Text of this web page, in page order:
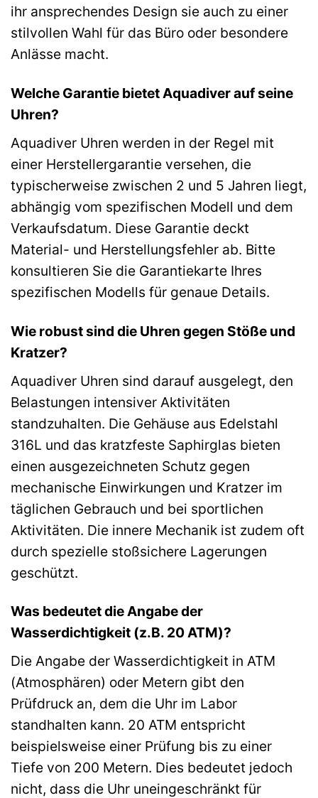
ihr ansprechendes Design sie auch zu einer
stilvollen Wahl für das Büro oder besondere
Anlässe macht.
Welche Garantie bietet Aquadiver auf seine
Uhren?
Aquadiver Uhren werden in der Regel mit
einer Herstellergarantie versehen, die
typischerweise zwischen 2 und 5 Jahren liegt,
abhängig vom spezifischen Modell und dem
Verkaufsdatum. Diese Garantie deckt
Material- und Herstellungsfehler ab. Bitte
konsultieren Sie die Garantiekarte Ihres
spezifischen Modells für genaue Details.
Wie robust sind die Uhren gegen Stöße und
Kratzer?
Aquadiver Uhren sind darauf ausgelegt, den
Belastungen intensiver Aktivitäten
standzuhalten. Die Gehäuse aus Edelstahl
316L und das kratzfeste Saphirglas bieten
einen ausgezeichneten Schutz gegen
mechanische Einwirkungen und Kratzer im
täglichen Gebrauch und bei sportlichen
Aktivitäten. Die innere Mechanik ist zudem oft
durch spezielle stoßsichere Lagerungen
geschützt.
Was bedeutet die Angabe der
Wasserdichtigkeit (z.B. 20 ATM)?
Die Angabe der Wasserdichtigkeit in ATM
(Atmosphären) oder Metern gibt den
Prüfdruck an, dem die Uhr im Labor
standhalten kann. 20 ATM entspricht
beispielsweise einer Prüfung bis zu einer
Tiefe von 200 Metern. Dies bedeutet jedoch
nicht, dass die Uhr uneingeschränkt für